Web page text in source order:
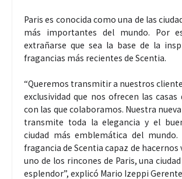
Paris es conocida como una de las
más importantes del mundo. Por
extrañarse que sea la base de la
fragancias más recientes de Scentia.
“Queremos transmitir a nuestros
exclusividad que nos ofrecen las
con las que colaboramos. Nuestra
transmite toda la elegancia y el
ciudad más emblemática del mundo.
fragancia de Scentia capaz de hacernos
uno de los rincones de Paris, una
esplendor”, explicó Mario Izeppi